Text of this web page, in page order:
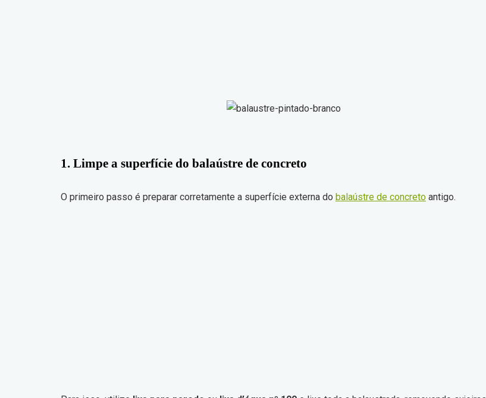
1. Limpe a superfície do balaústre de concreto
O primeiro passo é preparar corretamente a superfície externa do balaústre de concreto antigo.